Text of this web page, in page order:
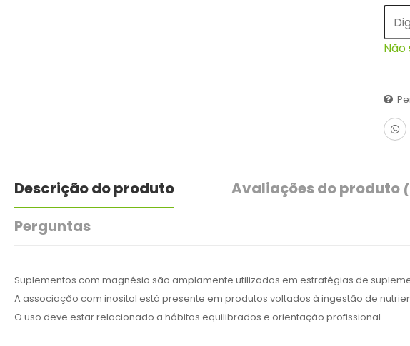
Não
Descrição do produto Avaliações do produto
Perguntas
Suplementos com magnésio são amplamente utilizados em estratégias de
A associação com inositol está presente em produtos voltados à ingestão de
O uso deve estar relacionado a hábitos equilibrados e orientação profissional.